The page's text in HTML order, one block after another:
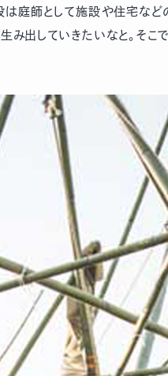
庭師として施設や住宅な
み出していきたいなと。そ